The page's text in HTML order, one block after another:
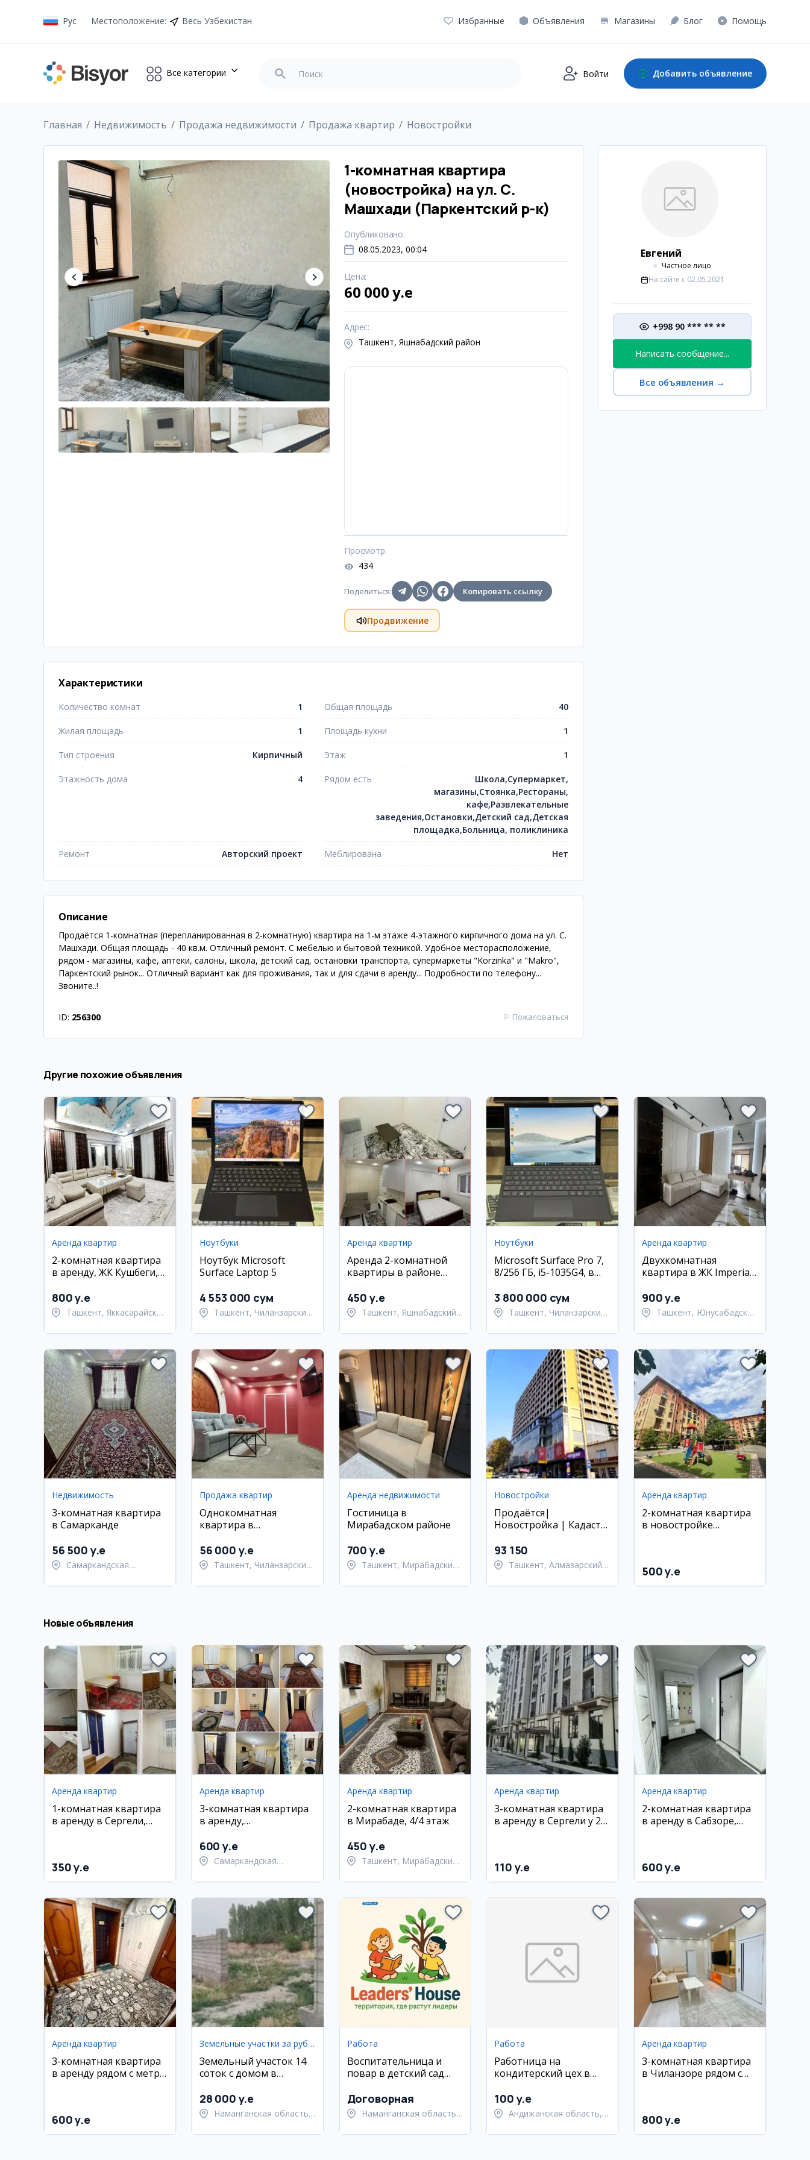
Рус Местоположение: Весь Узбекистан Избранные Объявления Магазины Блог Помощь
Все категории Войти Добавить объявление
Главная Недвижимость Продажа недвижимости Продажа квартир Новостройки
1-комнатная квартира
(новостройка) на ул. С.
Машхади (Паркентский р-к)
Опубликовано:
08.05.2023, 00:04
Цена:
60 000 y.e
Адрес:
Ташкент, Яшнабадский район
Просмотр:
434
Поделиться: Копировать ссылку
Продвижение
Характеристики
Количество комнат 1 Общая площадь 40
Жилая площадь 1 Площадь кухни 1
Тип строения Кирпичный Этаж 1
Этажность дома 4 Рядом есть
Школа,Супермаркет,
магазины,Стоянка,Рестораны,
кафе,Развлекательные
заведения,Остановки,Детский сад,Детская
площадка,Больница, поликлиника
Ремонт Авторский проект Меблирована Нет
Описание
Продаётся 1-комнатная (перепланированная в 2-комнатную) квартира на 1-м этаже 4-этажного кирпичного дома на ул. С.
Машхади. Общая площадь - 40 кв.м. Отличный ремонт. С мебелью и бытовой техникой. Удобное месторасположение,
рядом - магазины, кафе, аптеки, салоны, школа, детский сад, остановки транспорта, супермаркеты "Korzinka" и "Makro",
Паркентский рынок... Отличный вариант как для проживания, так и для сдачи в аренду... Подробности по телефону...
Звоните..!
ID: 256300 ⚐ Пожаловаться
Евгений
Частное лицо
На сайте с 02.05.2021
+998 90 *** ** **
Написать сообщение...
Все объявления →
Другие похожие объявления
Аренда квартир
2-комнатная квартира
в аренду, ЖК Кушбеги,
800 y.e
Ташкент, Яккасарайский
Ноутбуки
Ноутбук Microsoft
Surface Laptop 5
4 553 000 сум
Ташкент, Чиланзарский
Аренда квартир
Аренда 2-комнатной
квартиры в районе
450 y.e
Ташкент, Яшнабадский
Ноутбуки
Microsoft Surface Pro 7,
8/256 ГБ, i5-1035G4, в
3 800 000 сум
Ташкент, Чиланзарский
Аренда квартир
Двухкомнатная
квартира в ЖК Imperial
900 y.e
Ташкент, Юнусабадский
Недвижимость
3-комнатная квартира
в Самарканде
56 500 y.e
Самаркандская
Самаркандский район
Продажа квартир
Однокомнатная
квартира в
20 квартал
56 000 y.e
Ташкент, Чиланзарский
Аренда недвижимости
Гостиница в
Мирабадском районе
700 y.e
Ташкент, Мирабадский
Новостройки
Продаётся|
Новостройка | Кадастр
комнатная квартира
93 150
Ташкент, Алмазарский
Аренда квартир
2-комнатная квартира
в новостройке
500 y.e
Новые объявления
Аренда квартир
1-комнатная квартира
в аренду в Сергели,
350 y.e
Аренда квартир
3-комнатная квартира
в аренду,
район, Самаркандская
ворота
600 y.e
Самаркандская
Самаркандский район
Аренда квартир
2-комнатная квартира
в Мирабаде, 4/4 этаж
450 y.e
Ташкент, Мирабадский
Аренда квартир
3-комнатная квартира
в аренду в Сергели у 2-
110 y.e
Аренда квартир
2-комнатная квартира
в аренду в Сабзоре,
600 y.e
Аренда квартир
3-комнатная квартира
в аренду рядом с метро
600 y.e
Земельные участки за рубежом
Земельный участок 14
соток с домом в
Наманган
28 000 y.e
Наманганская область,
Работа
Воспитательница и
повар в детский сад
(Наманган)
Договорная
Наманганская область,
Работа
Работница на
кондитерский цех в
100 y.e
Андижанская область,
Аренда квартир
3-комнатная квартира
в Чиланзоре рядом с
800 y.e